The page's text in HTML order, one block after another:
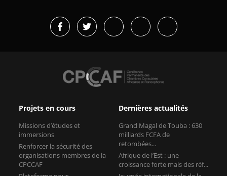
Projets en cours
Missions d’études et
immersions
Renforcer la sécurité des
organisations membres de la
CPCCAF
Dernières actualités
Grand Magal de Touba : 630
milliards FCFA de
retombées...
Afrique de l’Est : une
croissance forte mais des réf...